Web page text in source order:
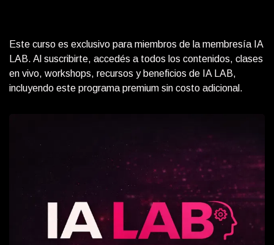
Este curso es exclusivo para miembros de la membresía IA
LAB. Al suscribirte, accedés a todos los contenidos, clases
en vivo, workshops, recursos y beneficios de IA LAB,
incluyendo este programa premium sin costo adicional.